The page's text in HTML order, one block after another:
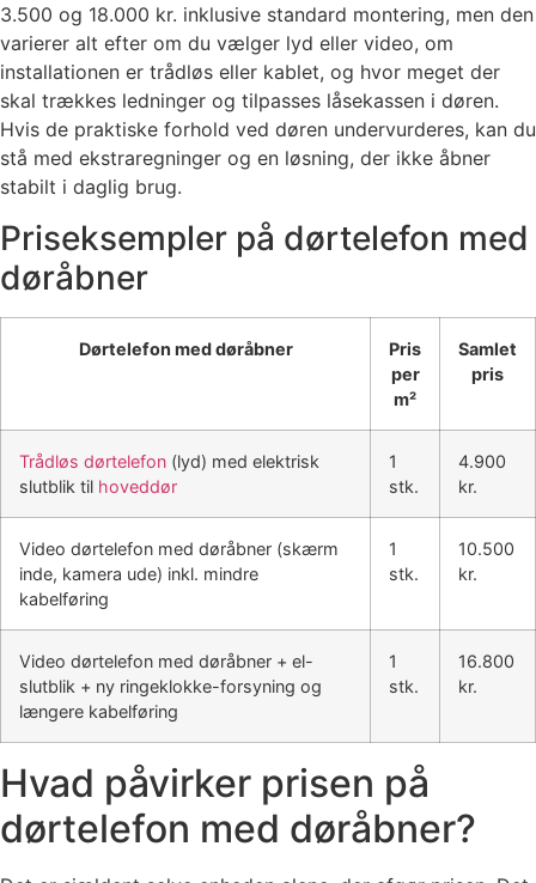
3.500 og 18.000 kr. inklusive standard montering, men den
varierer alt efter om du vælger lyd eller video, om
installationen er trådløs eller kablet, og hvor meget der
skal trækkes ledninger og tilpasses låsekassen i døren.
Hvis de praktiske forhold ved døren undervurderes, kan du
stå med ekstraregninger og en løsning, der ikke åbner
stabilt i daglig brug.
Priseksempler på dørtelefon med
døråbner
Dørtelefon med døråbner
Pris
per
m²
Samlet
pris
Trådløs dørtelefon (lyd) med elektrisk
slutblik til hoveddør
1
stk.
4.900
kr.
Video dørtelefon med døråbner (skærm
inde, kamera ude) inkl. mindre
kabelføring
1
stk.
10.500
kr.
Video dørtelefon med døråbner + el-
slutblik + ny ringeklokke-forsyning og
længere kabelføring
1
stk.
16.800
kr.
Hvad påvirker prisen på
dørtelefon med døråbner?